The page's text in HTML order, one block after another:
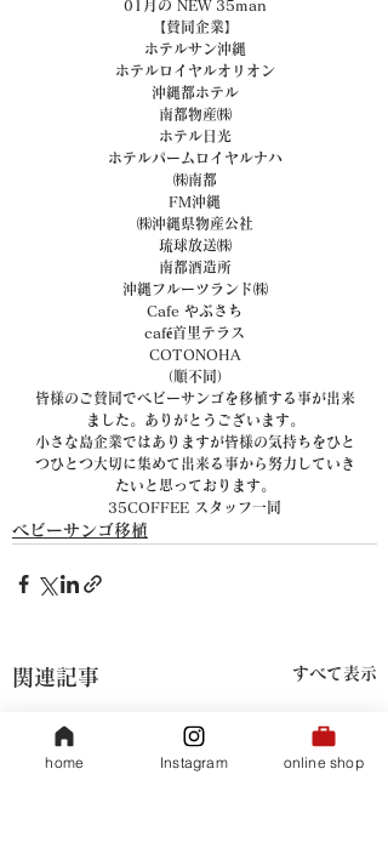
01月の NEW 35man
【賛同企業】
ホテルサン沖縄
ホテルロイヤルオリオン
沖縄都ホテル
南都物産㈱
ホテル日光
ホテルパームロイヤルナハ
㈱南都
FM沖縄
㈱沖縄県物産公社
琉球放送㈱
南都酒造所
沖縄フルーツランド㈱
Cafe やぶさち
café首里テラス
COTONOHA
（順不同）
皆様のご賛同でベビーサンゴを移植する事が出来
ました。ありがとうございます。
小さな島企業ではありますが皆様の気持ちをひと
つひとつ大切に集めて出来る事から努力していき
たいと思っております。
35COFFEE スタッフ一同
ベビーサンゴ移植
関連記事 すべて表示
home Instagram online shop